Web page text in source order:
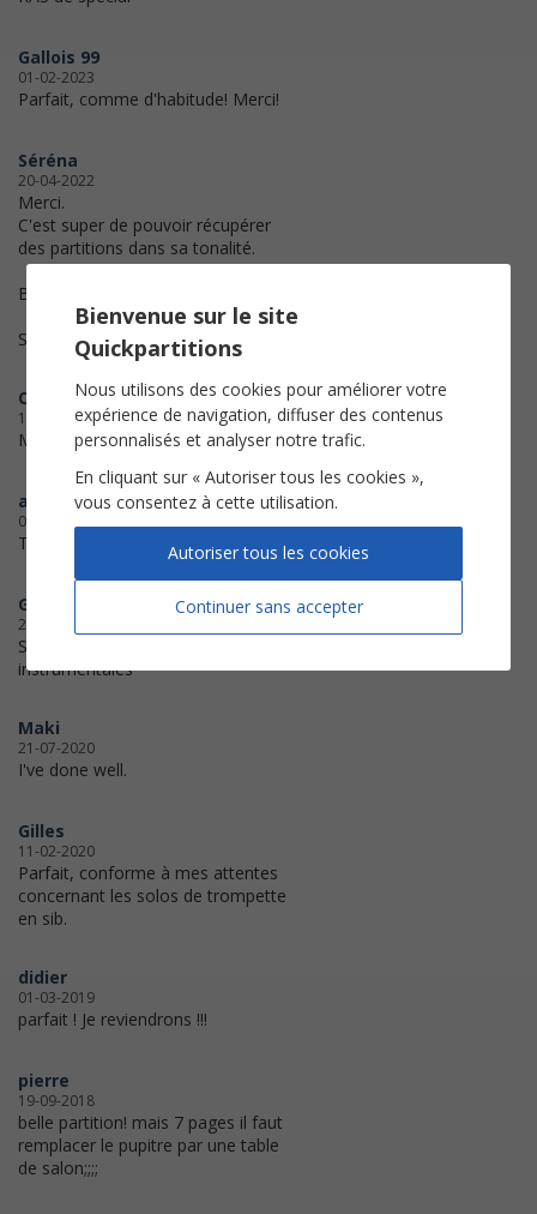
Gallois 99
01-02-2023
Parfait, comme d'habitude! Merci!
Séréna
20-04-2022
Merci.
C'est super de pouvoir récupérer
des partitions dans sa tonalité.
Bien cordialement.
Séréna
Cartouche
15-12-2021
Merci pour votre aide!!!!!
albarett
08-05-2021
Très complet super
Gruny24
29-01-2021
Super avec toutes les parties
instrumentales
Maki
21-07-2020
I've done well.
Gilles
11-02-2020
Parfait, conforme à mes attentes
concernant les solos de trompette
en sib.
didier
01-03-2019
parfait ! Je reviendrons !!!
pierre
19-09-2018
belle partition! mais 7 pages il faut
remplacer le pupitre par une table
de salon;;;;
Bienvenue sur le site
Quickpartitions
Nous utilisons des cookies pour améliorer votre
expérience de navigation, diffuser des contenus
personnalisés et analyser notre trafic.
En cliquant sur « Autoriser tous les cookies »,
vous consentez à cette utilisation.
Continuer sans accepter
Autoriser tous les cookies